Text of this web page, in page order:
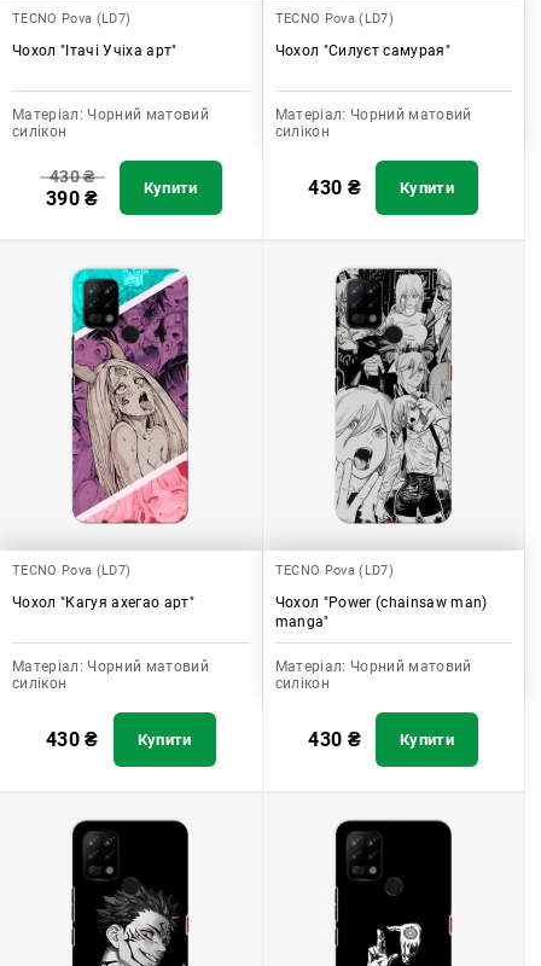
TECNO Pova (LD7)
Чохол "Ітачі Учіха арт"
Матеріал: Чорний матовий
силікон
430₴
390₴ Купити
TECNO Pova (LD7)
Чохол "Силуєт самурая"
Матеріал: Чорний матовий
силікон
430 ₴ Купити
TECNO Pova (LD7)
Чохол "Кагуя ахегао арт"
Матеріал: Чорний матовий
силікон
430₴ Купити
TECNO Pova (LD7)
Чохол "Power (chainsaw man)
manga"
Матеріал: Чорний матовий
силікон
430 ₴ Купити